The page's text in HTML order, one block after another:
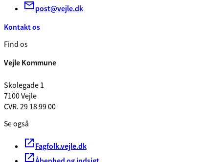
post@vejle.dk
Kontakt os
Find os
Vejle Kommune
Skolegade 1
7100 Vejle
CVR. 29 18 99 00
Se også
Fagfolk.vejle.dk